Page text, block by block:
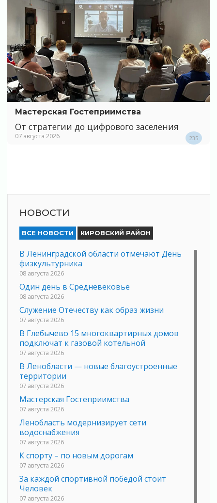
Мастерская Гостеприимства
От стратегии до цифрового заселения
07 августа 2026 235
НОВОСТИ
ВСЕ НОВОСТИ КИРОВСКИЙ РАЙОН
В Ленинградской области отмечают День
физкультурника
08 августа 2026
Один день в Средневековье
08 августа 2026
Служение Отечеству как образ жизни
07 августа 2026
В Глебычево 15 многоквартирных домов
подключат к газовой котельной
07 августа 2026
В Ленобласти — новые благоустроенные
территории
07 августа 2026
Мастерская Гостеприимства
07 августа 2026
Ленобласть модернизирует сети
водоснабжения
07 августа 2026
К спорту – по новым дорогам
07 августа 2026
За каждой спортивной победой стоит
Человек
07 августа 2026